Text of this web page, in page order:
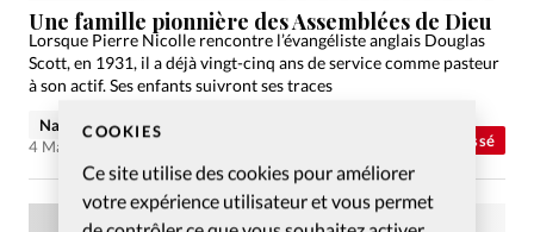
COOKIES
Ce site utilise des cookies pour améliorer
votre expérience utilisateur et vous permet
Non classé
Une famille pionnière des Assemblées de Dieu
Lorsque Pierre Nicolle rencontre l’évangéliste anglais Douglas
Scott, en 1931, il a déjà vingt-cinq ans de service comme pasteur
à son actif. Ses enfants suivront ses traces
Natacha Horton
4 Mai 2009